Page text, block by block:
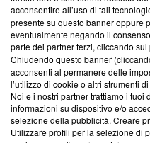
parte; Trust Project non ha
conformità agli standard.
Su di noi
Team editoriale
Corporate
Redazione
acconsentire all’uso di tali
presente su questo banner oppure
eventualmente negando il
parte dei partner terzi, cliccando sul
Chiudendo questo banner
acconsenti al permanere delle
l’utilizzo di cookie o altri strumenti
Noi e i nostri partner trattiamo i
informazioni su dispositivo e/o
selezione della pubblicità. Creare
Utilizzare profili per la selezione di